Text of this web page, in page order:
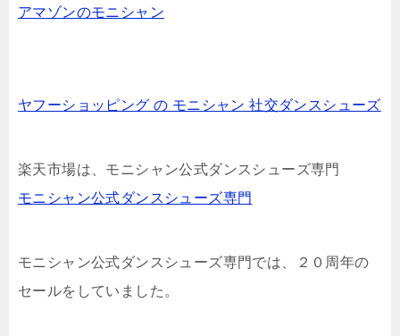
アマゾンのモニシャン
ヤフーショッピング の モニシャン 社交ダンスシューズ
楽天市場は、モニシャン公式ダンスシューズ専門
モニシャン公式ダンスシューズ専門
モニシャン公式ダンスシューズ専門では、２０周年の
セールをしていました。